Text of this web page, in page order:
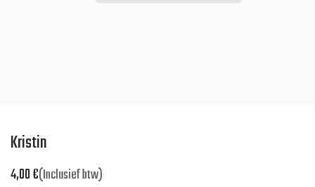
Kristin
4,00€(Inclusief btw)